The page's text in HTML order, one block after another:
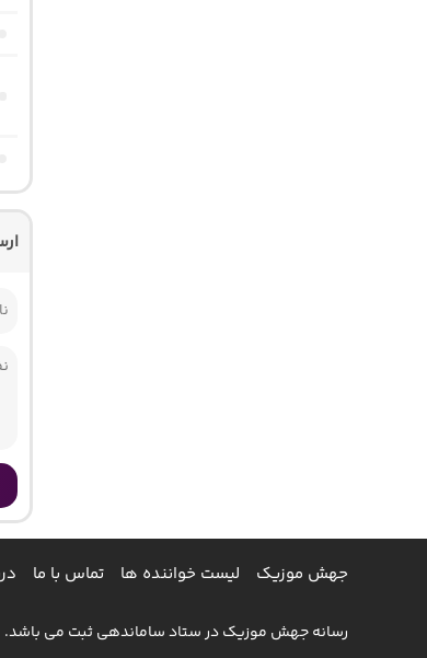
جهش موزیک لیست خواننده ها تماس با ما
رسانه جهش موزیک در ستاد ساماندهی ثبت می باشد.